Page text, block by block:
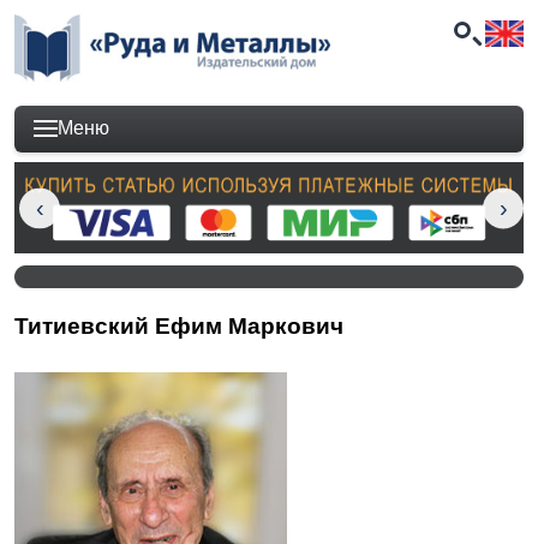
Меню
Титиевский Ефим Маркович